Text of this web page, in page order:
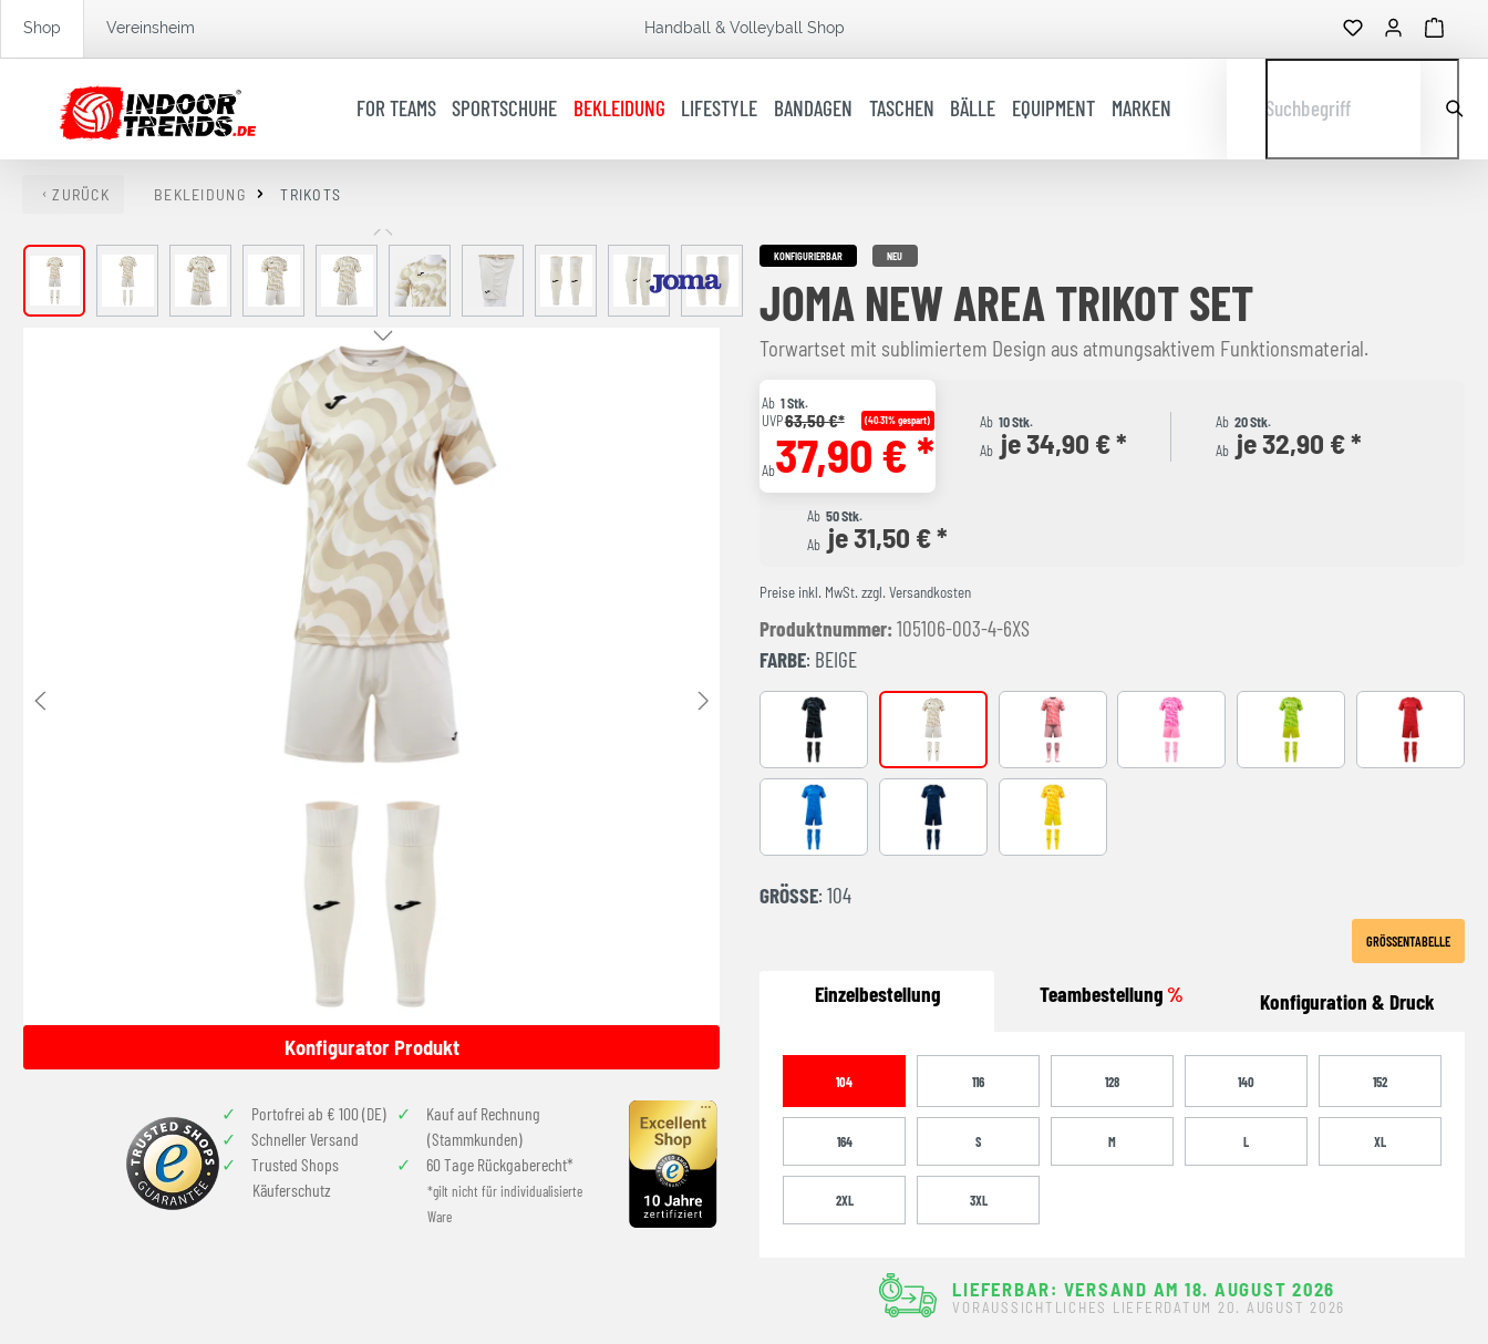
Zur Hauptnavigation springen
Shop Vereinsheim Handball & Volleyball Shop
FOR TEAMS SPORTSCHUHE BEKLEIDUNG LIFESTYLE BANDAGEN TASCHEN BÄLLE EQUIPMENT MARKEN Suchbegriff
ZURÜCK BEKLEIDUNG TRIKOTS
Bildergalerie überspringen
Konfigurator Produkt
Portofrei ab € 100 (DE)
Schneller Versand
Trusted Shops
Käuferschutz
Kauf auf Rechnung
(Stammkunden)
60 Tage Rückgaberecht*
*gilt nicht für individualisierte
Ware
KONFIGURIERBAR NEU
JOMA NEW AREA TRIKOT SET
Torwartset mit sublimiertem Design aus atmungsaktivem Funktionsmaterial.
Ab 1 Stk.
UVP63,50 €* (40.31% gespart)
Ab37,90 € *
Ab 10 Stk.
Ab je 34,90 € *
Ab 20 Stk.
Ab je 32,90 € *
Ab 50 Stk.
Ab je 31,50 € *
Preise inkl. MwSt. zzgl. Versandkosten
Produktnummer: 105106-003-4-6XS
FARBE: BEIGE
ANTHRACITE Beige CORAL FLUOR FLUOR PINK GREEN RED
ROYAL NAVY YELLOW
GRÖSSE : 104
GRÖSSENTABELLE
Einzelbestellung Teambestellung% Konfiguration & Druck
104 116 128 140 152
164 S M L XL
2XL 3XL
LIEFERBAR: VERSAND AM 18. AUGUST 2026
VORAUSSICHTLICHES LIEFERDATUM 20. AUGUST 2026